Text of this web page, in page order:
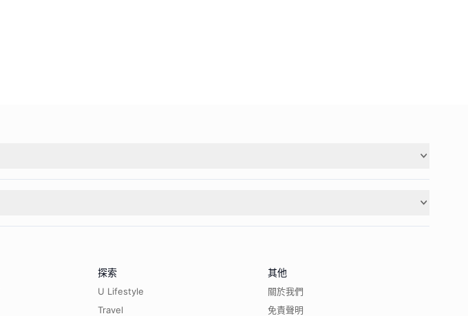
探索
U Lifestyle
Travel
其他
關於我們
免責聲明